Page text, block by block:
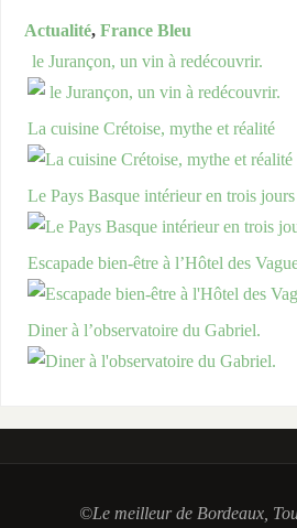
Actualité,France Bleu
le Jurançon, un vin à redécouvrir.
La cuisine Crétoise, mythe et réalité
Le Pays Basque intérieur en trois jours
Escapade bien-être à l’Hôtel des
Diner à l’observatoire du Gabriel.
©Le meilleur de Bordeaux,